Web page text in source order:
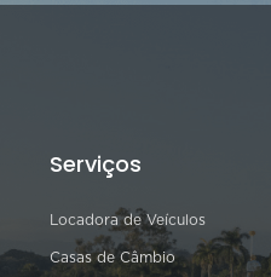
Serviços
Locadora de Veículos
Casas de Câmbio